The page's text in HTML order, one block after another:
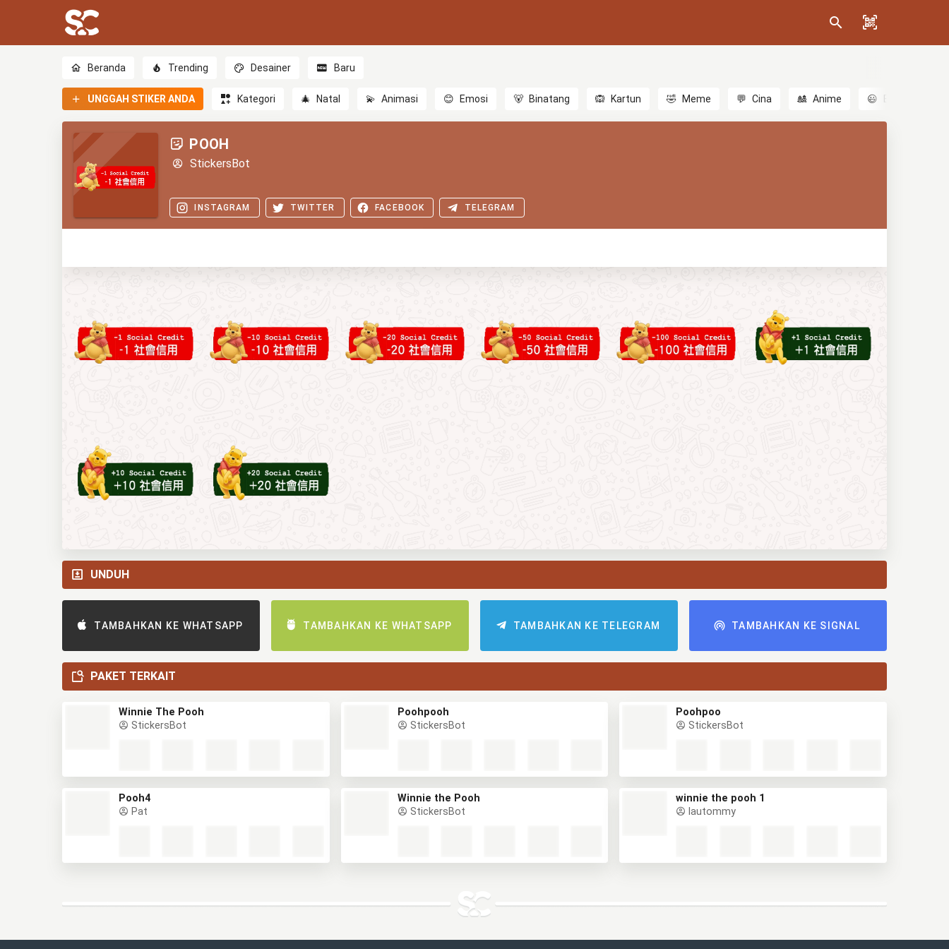
Beranda Trending Desainer Baru
UNGGAH STIKER ANDA Kategori 🎄 Natal 💫 Animasi 😊 Emosi 🐻 Binatang 🙉 Kartun 🤣 Meme 💬 Cina 🎎 Anime 😃
POOH
StickersBot
INSTAGRAM TWITTER FACEBOOK TELEGRAM
UNDUH
TAMBAHKAN KE WHATSAPP TAMBAHKAN KE WHATSAPP TAMBAHKAN KE TELEGRAM TAMBAHKAN KE SIGNAL
PAKET TERKAIT
Winnie The Pooh
StickersBot
Poohpooh
StickersBot
Poohpoo
StickersBot
Pooh4
Pat
Winnie the Pooh
StickersBot
winnie the pooh 1
lautommy